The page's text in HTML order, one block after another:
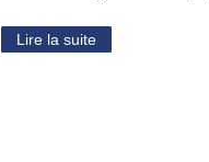
Lire la suite